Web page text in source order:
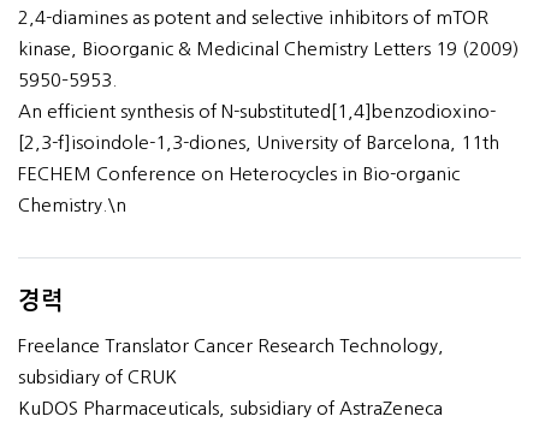
2,4-diamines as potent and selective inhibitors of mTOR
kinase, Bioorganic & Medicinal Chemistry Letters 19 (2009)
5950–5953.
An efficient synthesis of N-substituted[1,4]benzodioxino-
[2,3-f]isoindole-1,3-diones, University of Barcelona, 11th
FECHEM Conference on Heterocycles in Bio-organic
Chemistry.\n
경력
Freelance Translator Cancer Research Technology,
subsidiary of CRUK
KuDOS Pharmaceuticals, subsidiary of AstraZeneca